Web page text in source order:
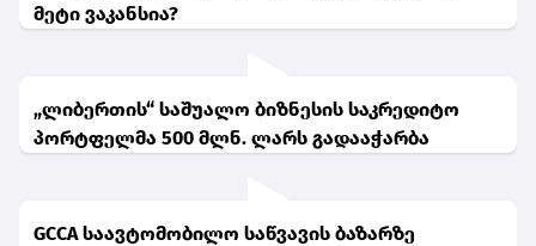
მეტი ვაკანსია?
„ლიბერთის“ საშუალო ბიზნესის საკრედიტო
პორტფელმა 500 მლნ. ლარს გადააჭარბა
GCCA საავტომობილო საწვავის ბაზარზე